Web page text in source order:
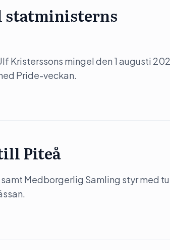
statministerns
Kristerssons mingel den 1 augusti
Pride-veckan.
Piteå
Medborgerlig Samling styr med